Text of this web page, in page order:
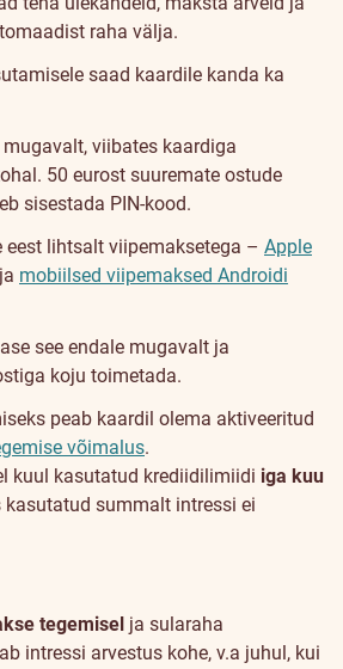
raha välja.
saad kaardile kanda ka
viibates kaardiga
50 eurost suuremate ostude
sisestada PIN-kood.
eest lihtsalt viipemaksetega – Apple
ja mobiilsed viipemaksed Androidi
see endale mugavalt ja
koju toimetada.
peab kaardil olema aktiveeritud
võimalus.
kuul kasutatud krediidilimiidi iga kuu
kasutatud summalt intressi ei
tegemisel ja sularaha
intressi arvestus kohe, v.a juhul, kui